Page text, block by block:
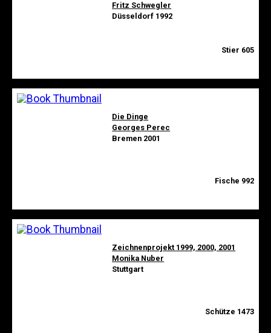
Fritz Schwegler
Düsseldorf 1992
Stier 605
Die Dinge
Georges Perec
Bremen 2001
Fische 992
Zeichnenprojekt 1999, 2000, 2001
Monika Nuber
Stuttgart
Schütze 1473